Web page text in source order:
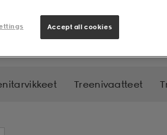
Treenivaatteet
Accept all cookies